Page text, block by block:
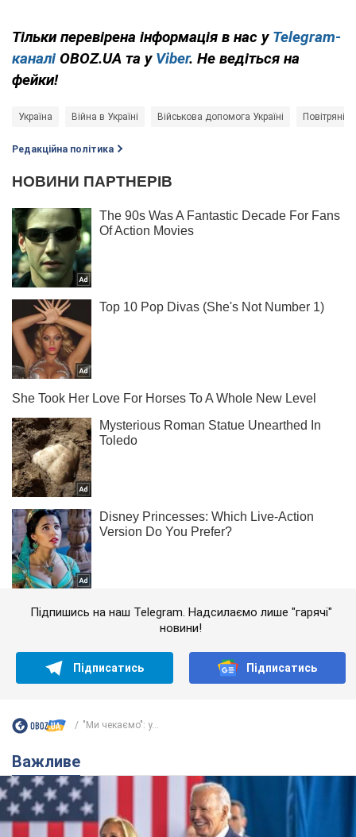
Тільки перевірена інформація в нас у Telegram-
каналі OBOZ.UA та у Viber. Не ведіться на
фейки!
Україна Війна в Україні Військова допомога Україні Повітряні
Редакційна політика
Підпишись на наш Telegram. Надсилаємо лише "гарячі"
новини!
Підписатись Підписатись
"Ми чекаємо": у...
Важливе